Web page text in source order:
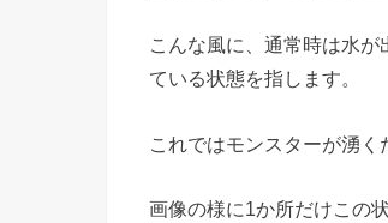
こんな風に、通常時は水
ている状態を指します。
これではモンスターが湧く
画像の様に1か所だけこの